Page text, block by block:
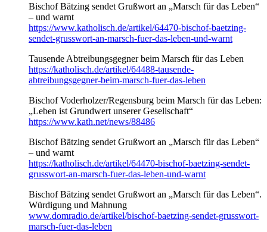
Bischof Bätzing sendet Grußwort an „Marsch für das Leben“
– und warnt
https://www.katholisch.de/artikel/64470-bischof-baetzing-
sendet-grusswort-an-marsch-fuer-das-leben-und-warnt
Tausende Abtreibungsgegner beim Marsch für das Leben
https://katholisch.de/artikel/64488-tausende-
abtreibungsgegner-beim-marsch-fuer-das-leben
Bischof Voderholzer/Regensburg beim Marsch für das Leben:
„Leben ist Grundwert unserer Gesellschaft“
https://www.kath.net/news/88486
Bischof Bätzing sendet Grußwort an „Marsch für das Leben“
– und warnt
https://katholisch.de/artikel/64470-bischof-baetzing-sendet-
grusswort-an-marsch-fuer-das-leben-und-warnt
Bischof Bätzing sendet Grußwort an „Marsch für das Leben“.
Würdigung und Mahnung
www.domradio.de/artikel/bischof-baetzing-sendet-grusswort-
marsch-fuer-das-leben